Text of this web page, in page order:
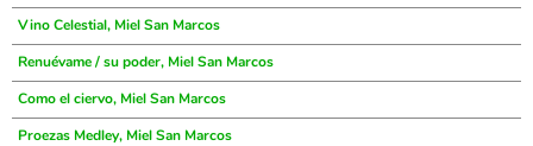
Vino Celestial, Miel San Marcos
Renuévame / su poder, Miel San Marcos
Como el ciervo, Miel San Marcos
Proezas Medley, Miel San Marcos